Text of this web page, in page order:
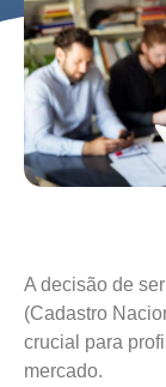
A decisão de
(Cadastro
crucial para
mercado.